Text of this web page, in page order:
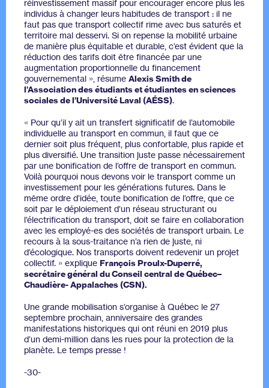
réinvestissement massif pour encourager encore plus les
individus à changer leurs habitudes de transport : il ne
faut pas que transport collectif rime avec bus saturés et
territoire mal desservi. Si on repense la mobilité urbaine
de manière plus équitable et durable, c’est évident que la
réduction des tarifs doit être financée par une
augmentation proportionnelle du financement
gouvernemental », résume Alexis Smith de
l’Association des étudiants et étudiantes en sciences
sociales de l’Université Laval (AÉSS).
« Pour qu’il y ait un transfert significatif de l’automobile
individuelle au transport en commun, il faut que ce
dernier soit plus fréquent, plus confortable, plus rapide et
plus diversifié. Une transition juste passe nécessairement
par une bonification de l’offre de transport en commun.
Voilà pourquoi nous devons voir le transport comme un
investissement pour les générations futures. Dans le
même ordre d’idée, toute bonification de l’offre, que ce
soit par le déploiement d’un réseau structurant ou
l’électrification du transport, doit se faire en collaboration
avec les employé-es des sociétés de transport urbain. Le
recours à la sous-traitance n’a rien de juste, ni
d’écologique. Nos transports doivent redevenir un projet
collectif. » explique François Proulx-Duperré,
secrétaire général du Conseil central de Québec–
Chaudière-Appalaches (CSN).
Une grande mobilisation s’organise à Québec le 27
septembre prochain, anniversaire des grandes
manifestations historiques qui ont réuni en 2019 plus
d’un demi-million dans les rues pour la protection de la
planète. Le temps presse !
-30-